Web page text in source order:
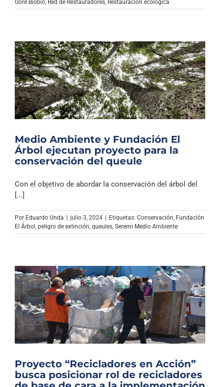
Gore Biobío, Red de Restauradores, Restauración ecológica
Medio Ambiente y Fundación El
Árbol ejecutan proyecto para la
conservación del queule
Con el objetivo de abordar la conservación del árbol del
[...]
Por Eduardo Unda julio 3, 2024 Etiquetas: Conservación, Fundación
El Árbol , peligro de extinción, queules, Seremi Medio Ambiente
Proyecto “Recicladores en Acción”
busca posicionar rol de recicladores